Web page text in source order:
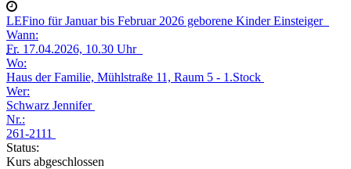
LEFino für Januar bis Februar 2026 geborene Kinder Einsteiger
Wann:
Fr. 17.04.2026, 10.30 Uhr
Wo:
Haus der Familie, Mühlstraße 11, Raum 5 - 1.Stock
Wer:
Schwarz Jennifer
Nr.:
261-2111
Status:
Kurs abgeschlossen